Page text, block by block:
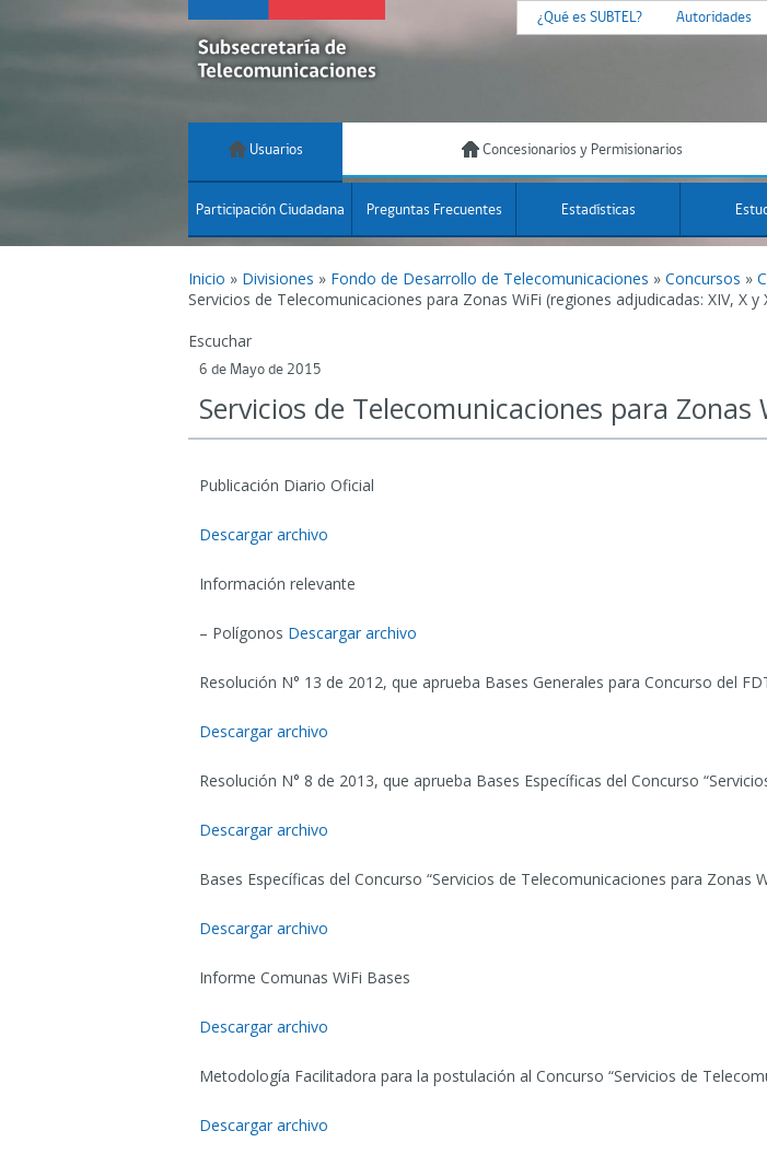
¿Qué es SUBTEL? Autoridades
Usuarios Concesionarios y Permisionarios
Participación Ciudadana Preguntas Frecuentes Estadísticas
Inicio » Divisiones » Fondo de Desarrollo de Telecomunicaciones » Concursos »
Servicios de Telecomunicaciones para Zonas WiFi (regiones adjudicadas: XIV, X y
Escuchar
6 de Mayo de 2015
Servicios de Telecomunicaciones para Zonas
Publicación Diario Oficial
Descargar archivo
Información relevante
– Polígonos Descargar archivo
Resolución N° 13 de 2012, que aprueba Bases Generales para Concurso del
Descargar archivo
Resolución N° 8 de 2013, que aprueba Bases Específicas del Concurso
Descargar archivo
Bases Específicas del Concurso “Servicios de Telecomunicaciones para Zonas
Descargar archivo
Informe Comunas WiFi Bases
Descargar archivo
Metodología Facilitadora para la postulación al Concurso “Servicios de
Descargar archivo